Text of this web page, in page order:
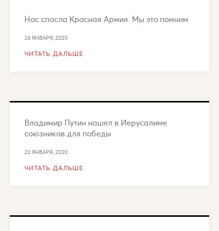
Нас спасла Красная Армия. Мы это помним
24 ЯНВАРЯ, 2020
ЧИТАТЬ ДАЛЬШЕ
Владимир Путин нашел в Иерусалиме
союзников для победы
23 ЯНВАРЯ, 2020
ЧИТАТЬ ДАЛЬШЕ